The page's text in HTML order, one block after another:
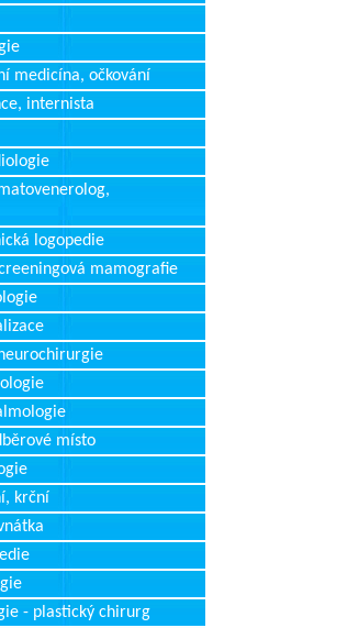
medicína, očkování
internista
logopedie
mamografie
místo
krční
- plastický chirurg